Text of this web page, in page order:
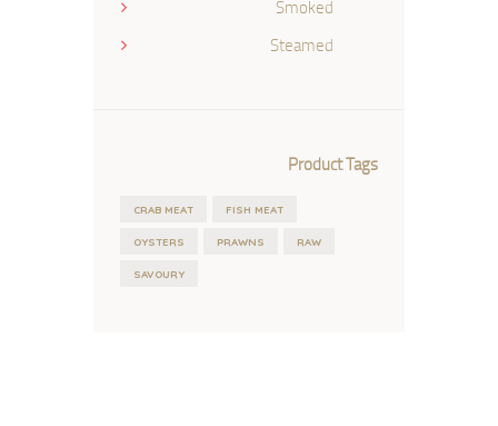
Smoked
Steamed
Product Tags
CRAB MEAT FISH MEAT
OYSTERS PRAWNS RAW
SAVOURY